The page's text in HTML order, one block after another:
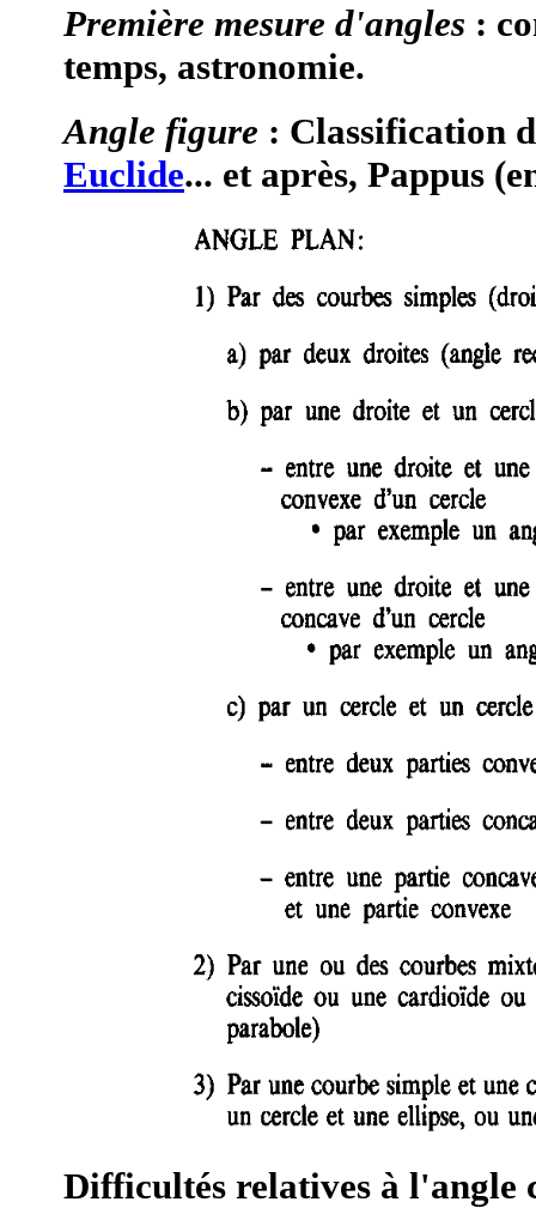
Première mesure d'angles :
temps, astronomie.
Angle figure : Classification
Euclide... et après, Pappus
Difficultés relatives à l'angle